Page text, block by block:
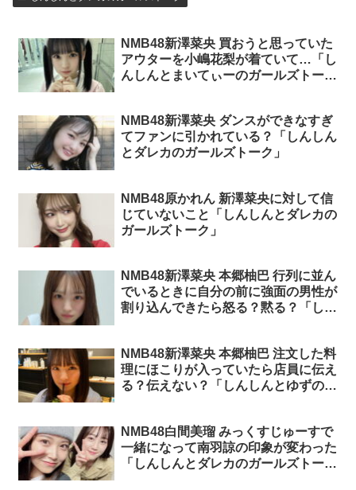
NMB48新澤菜央 買おうと思っていた
アウターを小嶋花梨が着ていて…「し
んしんとまいてぃーのガールズトー
NMB48新澤菜央 ダンスができなすぎ
てファンに引かれている？「しんしん
とダレカのガールズトーク」
NMB48原かれん 新澤菜央に対して信
じていないこと「しんしんとダレカの
ガールズトーク」
NMB48新澤菜央 本郷柚巴 行列に並ん
でいるときに自分の前に強面の男性が
割り込んできたら怒る？黙る？「しん
NMB48新澤菜央 本郷柚巴 注文した料
理にほこりが入っていたら店員に伝え
る？伝えない？「しんしんとゆずのガ
NMB48白間美瑠 みっくすじゅーすで
一緒になって南羽諒の印象が変わった
「しんしんとダレカのガールズトー